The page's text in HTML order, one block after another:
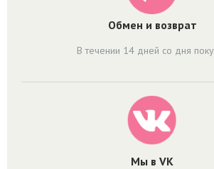
Обмен и возврат
В течении 14 дней со дня
Мы в VK